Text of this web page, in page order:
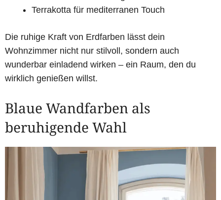
Terrakotta für mediterranen Touch
Die ruhige Kraft von Erdfarben lässt dein
Wohnzimmer nicht nur stilvoll, sondern auch
wunderbar einladend wirken – ein Raum, den du
wirklich genießen willst.
Blaue Wandfarben als
beruhigende Wahl